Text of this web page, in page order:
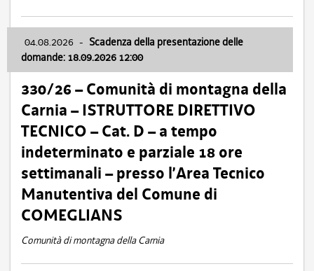
04.08.2026 - Scadenza della presentazione delle
domande: 18.09.2026 12:00
330/26 – Comunità di montagna della
Carnia – ISTRUTTORE DIRETTIVO
TECNICO – Cat. D – a tempo
indeterminato e parziale 18 ore
settimanali – presso l’Area Tecnico
Manutentiva del Comune di
COMEGLIANS
Comunità di montagna della Carnia